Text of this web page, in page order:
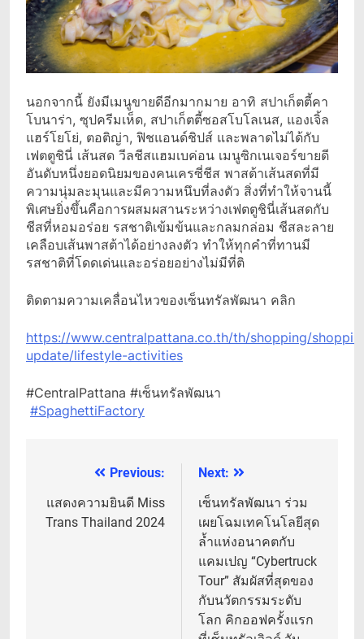
นอกจากนี้ ยังมีเมนูขายดีอีกมากมาย อาทิ สปาเก็ตตี้คา
โบนาร่า, ซุปครีมเห็ด, สปาเก็ตตี้ซอสโบโลเนส, แองเจิ้ล
แฮร์โยโย่, ตอติญ่า, ฟิชแอนด์ชิปส์ และพลาดไม่ได้กับ
เฟตตูชินี่ เส้นสด วีลชีสแฮมเบค่อน เมนูซิกเนเจอร์ขายดี
อันดับหนึ่งยอดนิยมของคนเครซี่ชีส พาสต้าเส้นสดที่มี
ความนุ่มละมุนและมีความหนึบที่ลงตัว สิ่งที่ทำให้จานนี้
พิเศษยิ่งขึ้นคือการผสมผสานระหว่างเฟตตูชินี่เส้นสดกับ
ชีสที่หอมอร่อย รสชาติเข้มข้นและกลมกล่อม ชีสละลาย
เคลือบเส้นพาสต้าได้อย่างลงตัว ทำให้ทุกคำที่ทานมี
รสชาติที่โดดเด่นและอร่อยอย่างไม่มีที่ติ
ติดตามความเคลื่อนไหวของเซ็นทรัลพัฒนา คลิก
https://www.centralpattana.co.th/th/shopping/
update/lifestyle-activities
#CentralPattana #เซ็นทรัลพัฒนา
#SpaghettiFactory
แนะแนว
เรื่อง
Previous:
แสดงความยินดี Miss
Trans Thailand 2024
Next:
เซ็นทรัลพัฒนา ร่วม
เผยโฉมเทคโนโลยีสุด
ล้ำแห่งอนาคตกับ
แคมเปญ “Cybertruck
Tour” สัมผัสที่สุดของ
กับนวัตกรรมระดับ
โลก คิกออฟครั้งแรก